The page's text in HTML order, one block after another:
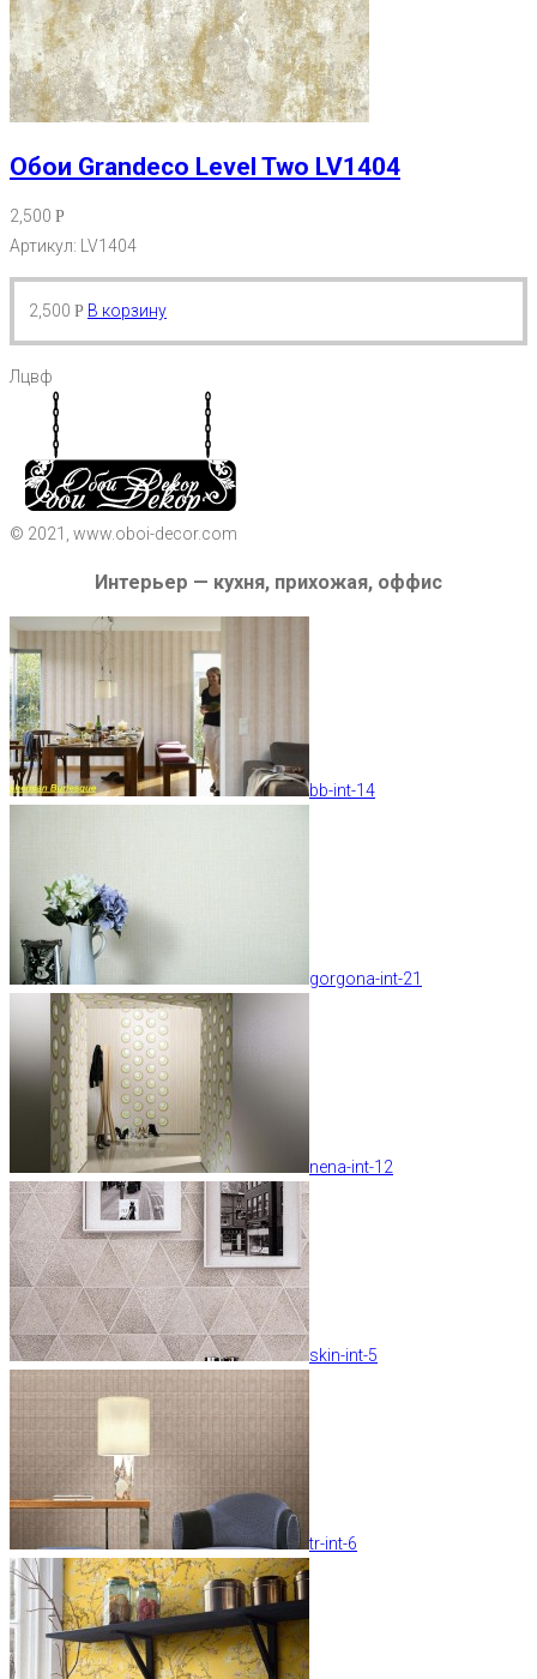
Обои Grandeco Level Two LV1404
2,500 Р
Артикул: LV1404
2,500 Р В корзину
Лцвф
© 2021, www.oboi-decor.com
Интерьер — кухня, прихожая, оффис
bb-int-14
gorgona-int-21
nena-int-12
skin-int-5
tr-int-6